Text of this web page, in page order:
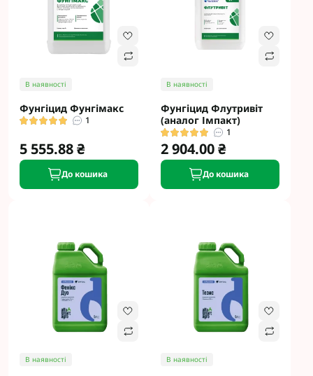
В наявності
Фунгіцид Фунгімакс
1
5 555.88 ₴
До кошика
В наявності
Фунгіцид Флутривіт
(аналог Імпакт)
1
2 904.00 ₴
До кошика
В наявності В наявності